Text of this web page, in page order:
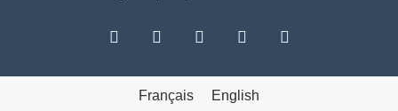
Facebook Linkedin
Français English